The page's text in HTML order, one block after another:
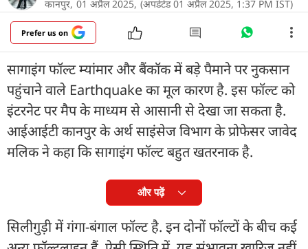
कानपुर, 01 अप्रैल 2025, (अपडेटेड 01 अप्रैल 2025, 1:37 PM IST)
Prefer us on
सागाइंग फॉल्ट म्यांमार और बैंकॉक में बड़े पैमाने पर नुकसान
पहुंचाने वाले Earthquake का मूल कारण है. इस फॉल्ट को
इंटरनेट पर मैप के माध्यम से आसानी से देखा जा सकता है.
आईआईटी कानपुर के अर्थ साइंसेज विभाग के प्रोफेसर जावेद
मलिक ने कहा कि सागाइंग फॉल्ट बहुत खतरनाक है.
और पढ़ें
सिलीगुड़ी में गंगा-बंगाल फॉल्ट है. इन दोनों फॉल्टों के बीच कई